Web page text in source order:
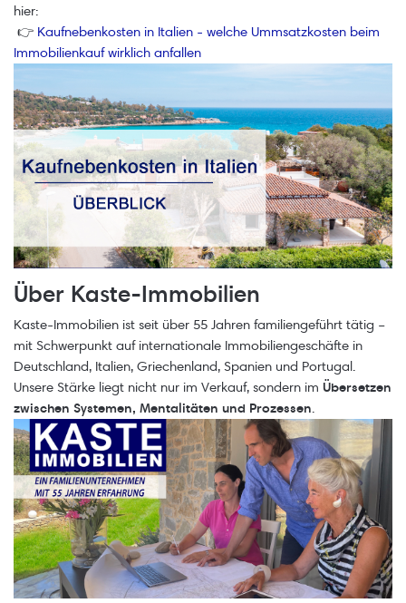
hier:
👉 Kaufnebenkosten in Italien - welche Ummsatzkosten beim
Immobilienkauf wirklich anfallen
Über Kaste-Immobilien
Kaste-Immobilien ist seit über 55 Jahren familiengeführt tätig –
mit Schwerpunkt auf internationale Immobiliengeschäfte in
Deutschland, Italien, Griechenland, Spanien und Portugal.
Unsere Stärke liegt nicht nur im Verkauf, sondern im Übersetzen
zwischen Systemen, Mentalitäten und Prozessen.